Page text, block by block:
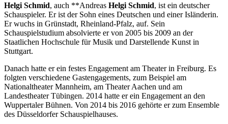
Helgi Schmid, auch **Andreas Helgi Schmid, ist ein deutscher
Schauspieler. Er ist der Sohn eines Deutschen und einer Isländerin.
Er wuchs in Grünstadt, Rheinland-Pfalz, auf. Sein
Schauspielstudium absolvierte er von 2005 bis 2009 an der
Staatlichen Hochschule für Musik und Darstellende Kunst in
Stuttgart.
Danach hatte er ein festes Engagement am Theater in Freiburg. Es
folgten verschiedene Gastengagements, zum Beispiel am
Nationaltheater Mannheim, am Theater Aachen und am
Landestheater Tübingen. 2014 hatte er ein Engagement an den
Wuppertaler Bühnen. Von 2014 bis 2016 gehörte er zum Ensemble
des Düsseldorfer Schauspielhauses.